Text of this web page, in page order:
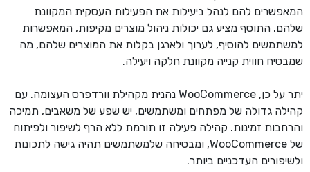
המאפשרים להם לנהל ביעילות את הפעילות העסקית המקוונת
שלהם. התוסף מציע גם יכולות ניהול מוצרים מקיפות, המאפשרות
למשתמשים להוסיף, לערוך ולארגן בקלות את המוצרים שלהם, מה
שמבטיח חווית קנייה מקוונת חלקה ויעילה.
יתר על כן, WooCommerce נהנית מקהילת וורדפרס העצומה. עם
קהילה גדולה של מפתחים ומשתמשים, יש שפע של משאבים, תמיכה
והרחבות זמינות. קהילה פעילה זו תורמת ללא הרף לשיפור ולפיתוח
של WooCommerce, ומבטיחה שלמשתמשים תהיה גישה לתכונות
ולשיפורים העדכניים ביותר.